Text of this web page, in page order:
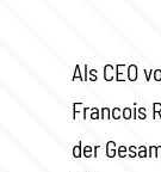
Als CEO
Francois
der